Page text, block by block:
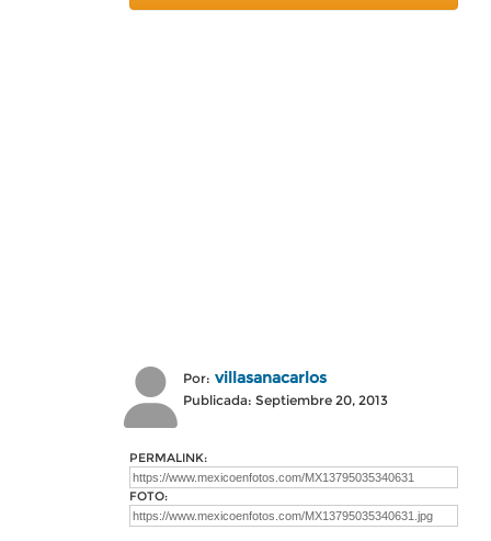
Por: villasanacarlos
Publicada: Septiembre 20, 2013
PERMALINK:
FOTO: